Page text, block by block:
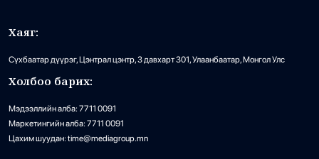
Хаяг:
Сүхбаатар дүүрэг, Цэнтрал цэнтр, 3 давхарт 301, Улаанбаатар, Монгол Улс
Холбоо барих:
Мэдээллийн алба: 7711 0091
Маркетингийн алба: 7711 0091
Цахим шуудан: time@mediagroup.mn